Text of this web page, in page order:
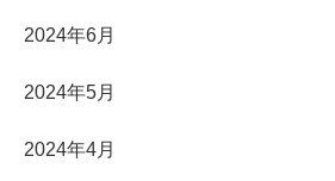
2024年6月
2024年5月
2024年4月